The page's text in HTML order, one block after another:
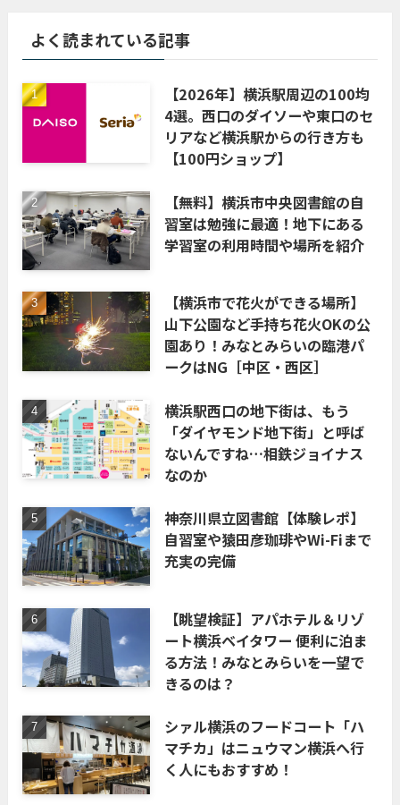
よく読まれている記事
【2026年】横浜駅周辺の100均
4選。西口のダイソーや東口のセ
リアなど横浜駅からの行き方も
【100円ショップ】
【無料】横浜市中央図書館の自
習室は勉強に最適！地下にある
学習室の利用時間や場所を紹介
【横浜市で花火ができる場所】
山下公園など手持ち花火OKの公
園あり！みなとみらいの臨港パ
ークはNG［中区・西区］
横浜駅西口の地下街は、もう
「ダイヤモンド地下街」と呼ば
ないんですね…相鉄ジョイナス
なのか
神奈川県立図書館【体験レポ】
自習室や猿田彦珈琲やWi-Fiまで
充実の完備
【眺望検証】アパホテル＆リゾ
ート横浜ベイタワー 便利に泊ま
る方法！みなとみらいを一望で
きるのは？
シァル横浜のフードコート「ハ
マチカ」はニュウマン横浜へ行
く人にもおすすめ！